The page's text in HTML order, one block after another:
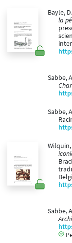
Bayle,
la
Sabbe,
Sabbe,
Wilquin,
Sabbe,